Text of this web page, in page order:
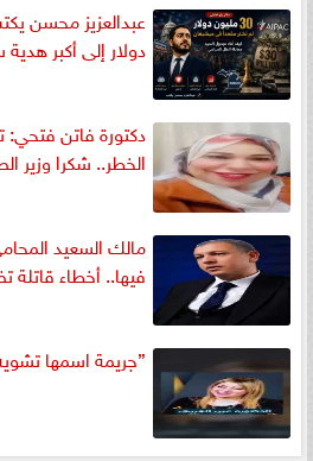
دولار إلى أكبر
دكتورة فاتن
الخطر.. شكرا وزير
مالك السعيد
فيها.. أخطاء
”جريمة اسمها